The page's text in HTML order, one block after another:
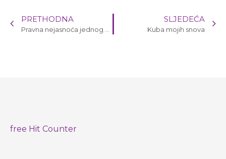
PRETHODNA SLJEDEĆA
Kuba mojih snova
free Hit Counter